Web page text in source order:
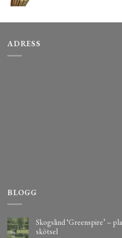
ADRESS
BLOGG
Skogslind ‘Greenspire’ –
skötsel